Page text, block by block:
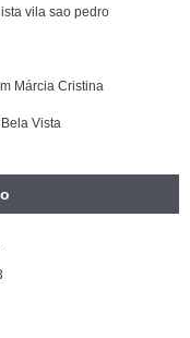
vila sao pedro
Márcia Cristina
Vista